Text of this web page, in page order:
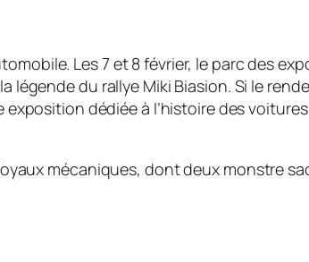
Les 7 et 8 février, le parc des
légende du rallye Miki Biasion. Si le
dédiée à l’histoire des
mécaniques, dont deux monstre